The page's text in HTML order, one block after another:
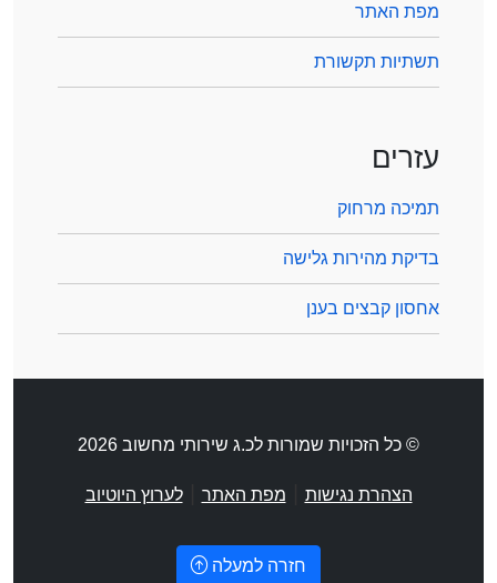
מפת האתר
תשתיות תקשורת
עזרים
תמיכה מרחוק
בדיקת מהירות גלישה
אחסון קבצים בענן
© כל הזכויות שמורות לכ.ג שירותי מחשוב 2026
הצהרת נגישות מפת האתר |לערוץ היוטיוב
חזרה למעלה